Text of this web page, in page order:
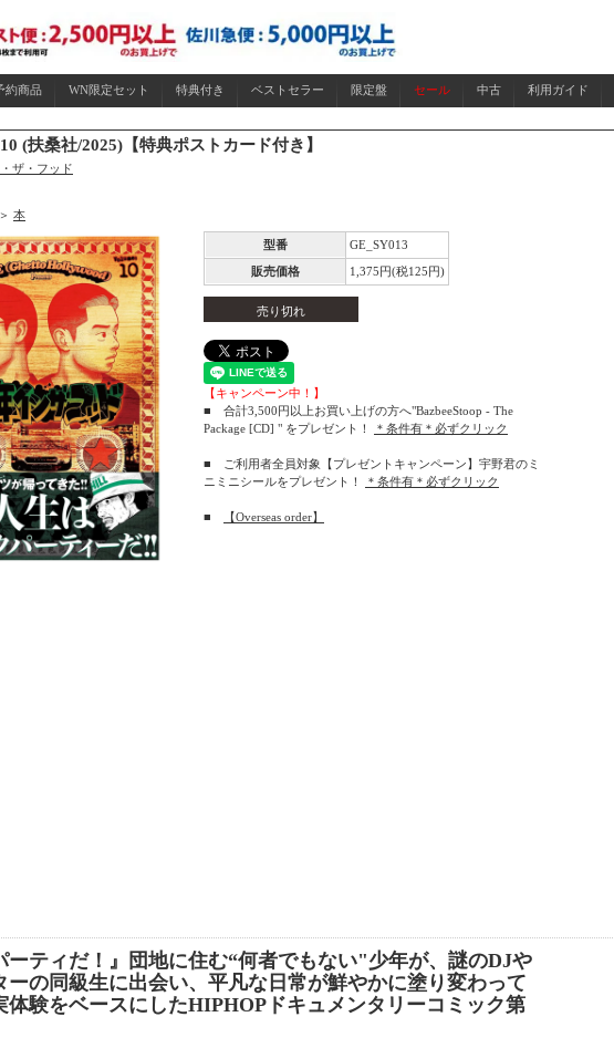
約商品 WN限定セット 特典付き ベストセラー 限定盤 セール 中古 利用ガイド
(扶桑社/2025)【特典ポストカード付き】
ザ・フッド
＞ 本
型番
GE_SY013
販売価格
1,375円(税125円)
売り切れ
【キャンペーン中！】
■ 合計3,500円以上お買い上げの方へ"BazbeeStoop - The
Package [CD] " をプレゼント！
＊条件有＊必ずクリック
■ ご利用者全員対象【プレゼントキャンペーン】宇野君のミ
ニミニシールをプレゼント！
＊条件有＊必ずクリック
■ 【Overseas order】
ーティだ！』団地に住む“何者でもない"少年が、謎のDJや
ーの同級生に出会い、平凡な日常が鮮やかに塗り変わって
験をベースにしたHIPHOPドキュメンタリーコミック第